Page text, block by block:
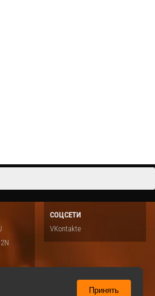
СОЦСЕТИ
VKontakte
Принять